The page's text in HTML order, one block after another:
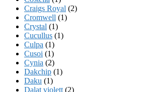
Craigs Royal (2)
Cromwell (1)
Crystal (1)
Cucullus (1)
Culpa (1)
Cusoi (1)
Cynia (2)
Dakchip (1)
Daku (1)
Dalat violett (2)